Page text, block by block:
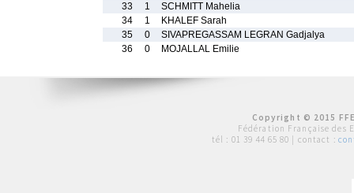
33
1
SCHMITT Mahelia
34
1
KHALEF Sarah
35
0
SIVAPREGASSAM LEGRAN Gadjalya
36
0 MOJALLAL Emilie
Copyright © 2015
Fédération Française des
tél : 01 39 44 65 80 | contact :